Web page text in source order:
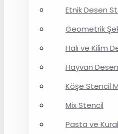
Etnik Desen
Geometrik
Halı ve Kilim
Hayvan
Köşe Stencil
Mix Stencil
Pasta ve